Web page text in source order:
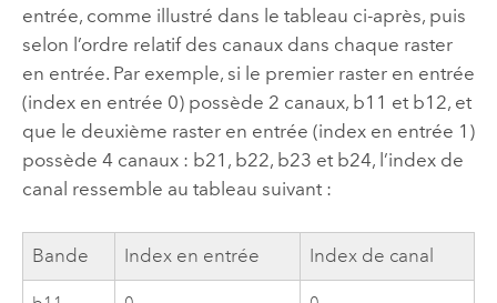
entrée, comme illustré dans le tableau ci-après, puis
selon l’ordre relatif des canaux dans chaque raster
en entrée. Par exemple, si le premier raster en entrée
(index en entrée 0) possède 2 canaux, b11 et b12, et
que le deuxième raster en entrée (index en entrée 1)
possède 4 canaux : b21, b22, b23 et b24, l’index de
canal ressemble au tableau suivant :
Bande Index en entrée Index de canal